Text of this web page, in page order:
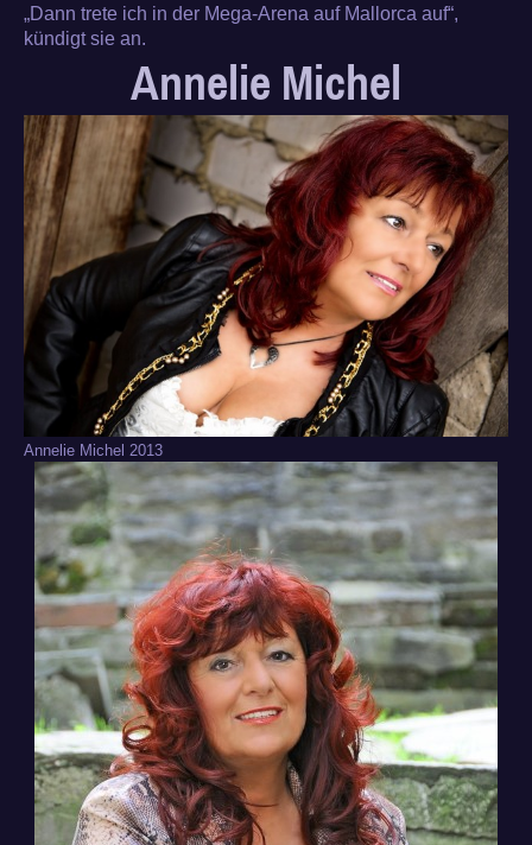
„Dann trete ich in der Mega-Arena auf Mallorca auf“,
kündigt sie an.
Annelie Michel
Annelie Michel 2013